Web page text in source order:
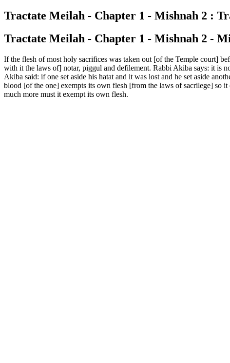
Tractate Meilah - Chapter 1 - Mishnah 2 :
Tractate Meilah - Chapter 1 - Mishnah 2 -
If the flesh of most holy sacrifices was taken out [of the Temple court]
with it the laws of] notar, piggul and defilement. Rabbi Akiba says: it is
Akiba said: if one set aside his hatat and it was lost and he set aside
blood [of the one] exempts its own flesh [from the laws of sacrilege] so
much more must it exempt its own flesh.